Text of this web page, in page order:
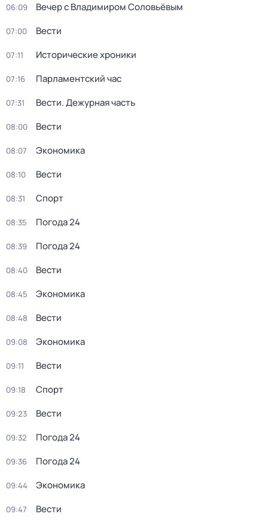
06:09 Вечер с Владимиром Соловьёвым
07:00 Вести
07:11 Исторические хроники
07:16 Парламентский час
07:31 Вести. Дежурная часть
08:00 Вести
08:07 Экономика
08:10 Вести
08:31 Спорт
08:35 Погода 24
08:39 Погода 24
08:40 Вести
08:45 Экономика
08:48 Вести
09:08 Экономика
09:11 Вести
09:18 Спорт
09:23 Вести
09:32 Погода 24
09:36 Погода 24
09:44 Экономика
09:47 Вести